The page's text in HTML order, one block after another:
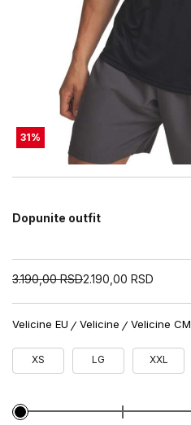
31%
Dopunite outfit
3.190,00 RSD2.190,00 RSD
Velicine EU Velicine Velicine CM
XS LG XXL